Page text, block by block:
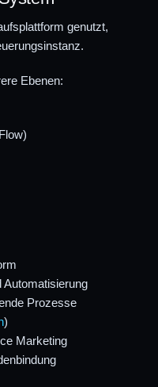
genutzt,
Ebenen:
Automatisierung
Prozesse
)
Marketing